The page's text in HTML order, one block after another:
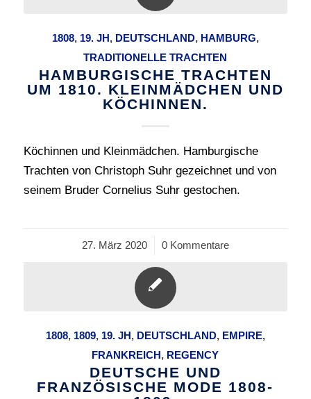
1808, 19. JH, DEUTSCHLAND, HAMBURG,
TRADITIONELLE TRACHTEN
HAMBURGISCHE TRACHTEN
UM 1810. KLEINMÄDCHEN UND
KÖCHINNEN.
Köchinnen und Kleinmädchen. Hamburgische
Trachten von Christoph Suhr gezeichnet und von
seinem Bruder Cornelius Suhr gestochen.
27. März 2020
/ 0 Kommentare
1808, 1809, 19. JH, DEUTSCHLAND, EMPIRE,
FRANKREICH, REGENCY
DEUTSCHE UND
FRANZÖSISCHE MODE 1808-